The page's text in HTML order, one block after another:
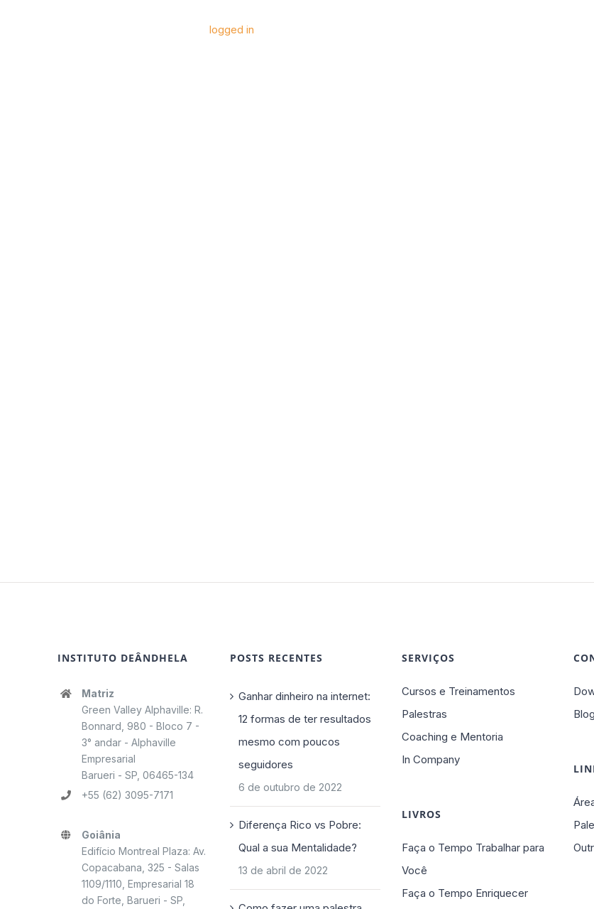
logged in
INSTITUTO DEÂNDHELA
Matriz
Green Valley Alphaville: R.
Bonnard, 980 - Bloco 7 -
3° andar - Alphaville
Empresarial
Barueri - SP, 06465-134
+55 (62) 3095-7171
Goiânia
Edifício Montreal Plaza: Av.
Copacabana, 325 - Salas
1109/1110, Empresarial 18
do Forte, Barueri - SP,
POSTS RECENTES
Ganhar dinheiro na internet:
12 formas de ter resultados
mesmo com poucos
seguidores
6 de outubro de 2022
Diferença Rico vs Pobre:
Qual a sua Mentalidade?
13 de abril de 2022
SERVIÇOS
Cursos e Treinamentos
Palestras
Coaching e Mentoria
In Company
LIVROS
Faça o Tempo Trabalhar para
Você
Faça o Tempo Enriquecer
Blog